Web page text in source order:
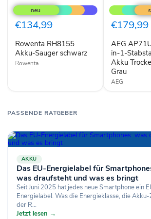
RH8155
Akku-
Sauger
schwarz
€134,99
Rowenta RH8155
Akku-Sauger schwarz
Rowenta
2-
in-
1-
Akku
Trocken
Beutellos
Grau
€179,99
AEG
in-1-
Akku
Grau
AEG
PASSENDE RATGEBER
AKKU
Das EU-Energielabel für
was draufsteht und was es bringt
Seit Juni 2025 hat jedes neue Smartphone ein
Energielabel. Was die Energieklasse, die
der R...
Jetzt lesen →